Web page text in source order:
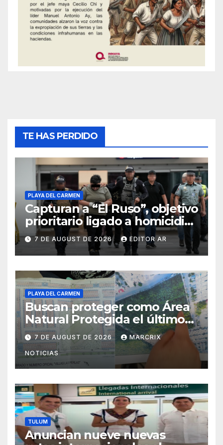
TE HAS PERDIDO
PLAYA DEL CARMEN
Capturan a “El Ruso”, objetivo
prioritario ligado a homicidios
en Playa del Carmen
7 DE AUGUST DE 2026 EDITOR AR
PLAYA DEL CARMEN
Buscan proteger como Área
Natural Protegida el último
pulmón verde de Villas del
Sol
7 DE AUGUST DE 2026 MARCRIX
NOTICIAS
TULUM
Anuncian nueve nuevas